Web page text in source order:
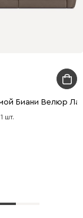
Биани Велюр
шт.